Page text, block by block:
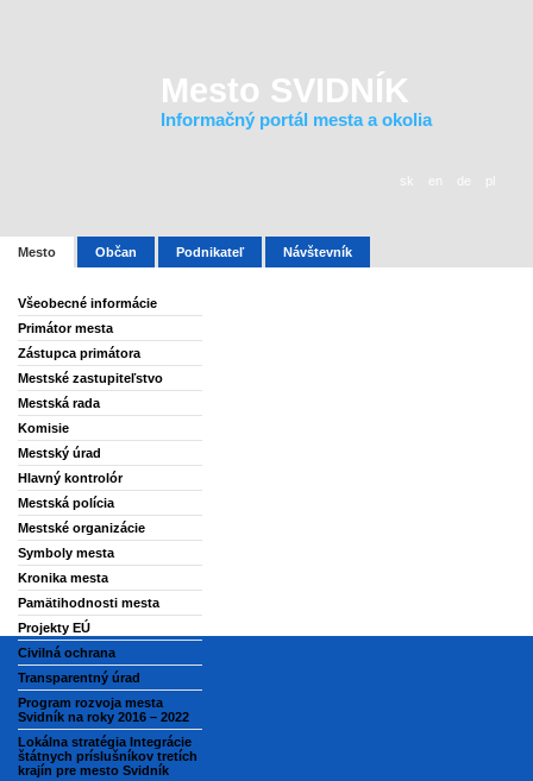
Mesto SVIDNÍK
Informačný portál mesta a okolia
sk en de pl
Mesto Občan Podnikateľ Návštevník
Všeobecné informácie
Primátor mesta
Zástupca primátora
Mestské zastupiteľstvo
Mestská rada
Komisie
Mestský úrad
Hlavný kontrolór
Mestská polícia
Mestské organizácie
Symboly mesta
Kronika mesta
Pamätihodnosti mesta
Projekty EÚ
Civilná ochrana
Transparentný úrad
Program rozvoja mesta
Svidník na roky 2016 – 2022
Lokálna stratégia Integrácie
štátnych príslušníkov tretích
krajín pre mesto Svidník